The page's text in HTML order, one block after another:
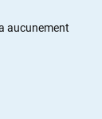
aucunement